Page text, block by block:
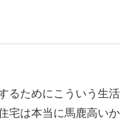
るためにこういう生活
宅は本当に馬鹿高いか